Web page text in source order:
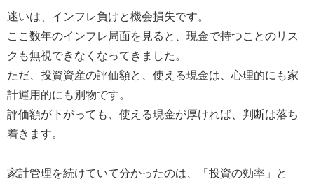
迷いは、インフレ負けと機会損失です。
ここ数年のインフレ局面を見ると、現金で持つことのリス
クも無視できなくなってきました。
ただ、投資資産の評価額と、使える現金は、心理的にも家
計運用的にも別物です。
評価額が下がっても、使える現金が厚ければ、判断は落ち
着きます。
家計管理を続けていて分かったのは、「投資の効率」と